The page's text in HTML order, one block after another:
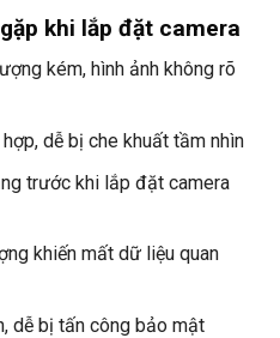
khi lắp đặt camera
kém, hình ảnh không rõ
dễ bị che khuất tầm nhìn
trước khi lắp đặt camera
khiến mất dữ liệu quan
dễ bị tấn công bảo mật